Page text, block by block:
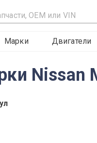
Марки Двигатели
Nissan